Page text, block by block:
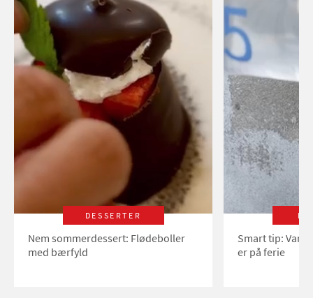
DESSERTER
Nem sommerdessert: Flødeboller
med bærfyld
Smart tip:
er på ferie